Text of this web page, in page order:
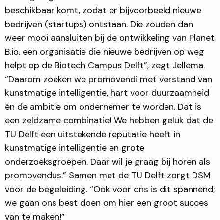
beschikbaar komt, zodat er bijvoorbeeld nieuwe
bedrijven (startups) ontstaan. Die zouden dan
weer mooi aansluiten bij de ontwikkeling van Planet
B.io, een organisatie die nieuwe bedrijven op weg
helpt op de Biotech Campus Delft”, zegt Jellema.
“Daarom zoeken we promovendi met verstand van
kunstmatige intelligentie, hart voor duurzaamheid
én de ambitie om ondernemer te worden. Dat is
een zeldzame combinatie! We hebben geluk dat de
TU Delft een uitstekende reputatie heeft in
kunstmatige intelligentie en grote
onderzoeksgroepen. Daar wil je graag bij horen als
promovendus.” Samen met de TU Delft zorgt DSM
voor de begeleiding. “Ook voor ons is dit spannend;
we gaan ons best doen om hier een groot succes
van te maken!”